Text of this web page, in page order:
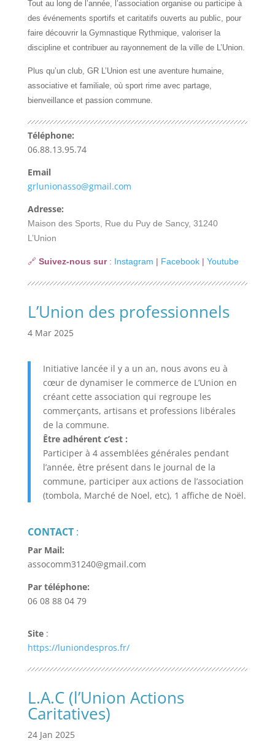
Tout au long de l’année, l’association organise ou participe à
des événements sportifs et caritatifs ouverts au public, pour
faire découvrir la Gymnastique Rythmique, valoriser la
discipline et contribuer au rayonnement de la ville de L’Union.
Plus qu’un club, GR L’Union est une aventure humaine,
associative et familiale, où sport rime avec partage,
bienveillance et passion commune.
Téléphone:
06.88.13.95.74
Email
grlunionasso@gmail.com
Adresse:
Maison des Sports, Rue du Puy de Sancy, 31240
L’Union
🔗 Suivez-nous sur: Instagram | Facebook| Youtube
L’Union des professionnels
4 Mar 2025
Initiative lancée il y a un an, nous avons eu à
cœur de dynamiser le commerce de L’Union en
créant cette association qui regroupe les
commerçants, artisans et professions libérales
de la commune.
Être adhérent c’est :
Participer à 4 assemblées générales pendant
l’année, être présent dans le journal de la
commune, participer aux actions de l’association
(tombola, Marché de Noel, etc), 1 affiche de Noël.
CONTACT:
Par Mail:
assocomm31240@gmail.com
Par téléphone:
06 08 88 04 79
Site:
https://luniondespros.fr/
L.A.C (l’Union Actions
Caritatives)
24 Jan 2025